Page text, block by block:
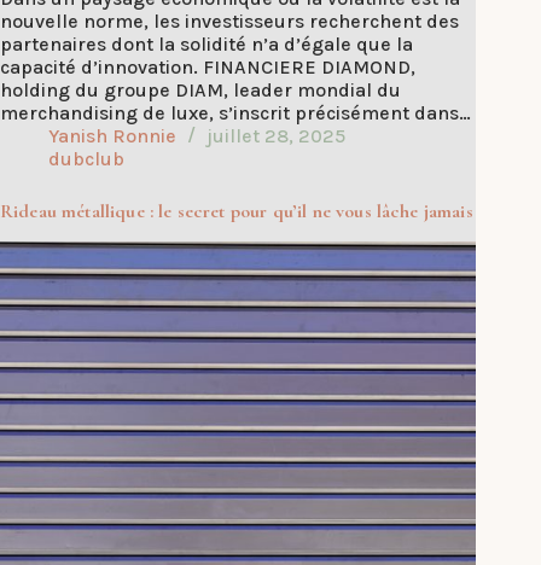
nouvelle norme, les investisseurs recherchent des
partenaires dont la solidité n’a d’égale que la
capacité d’innovation. FINANCIERE DIAMOND,
holding du groupe DIAM, leader mondial du
merchandising de luxe, s’inscrit précisément dans…
Yanish Ronnie
juillet 28, 2025
dubclub
Rideau métallique : le secret pour qu’il ne vous lâche jamais